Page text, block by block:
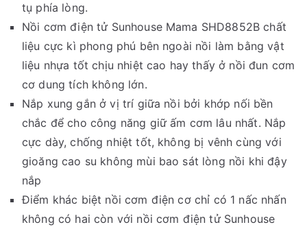
tụ phía lòng.
Nồi cơm điện tử Sunhouse Mama SHD8852B chất
liệu cực kì phong phú bên ngoài nồi làm bằng vật
liệu nhựa tốt chịu nhiệt cao hay thấy ở nồi đun cơm
cơ dung tích không lớn.
Nắp xung gắn ở vị trí giữa nồi bởi khớp nối bền
chắc để cho công năng giữ ấm cơm lâu nhất. Nắp
cực dày, chống nhiệt tốt, không bị vênh cùng với
gioăng cao su không mùi bao sát lòng nồi khi đậy
nắp
Điểm khác biệt nồi cơm điện cơ chỉ có 1 nấc nhấn
không có hai còn với nồi cơm điện tử Sunhouse